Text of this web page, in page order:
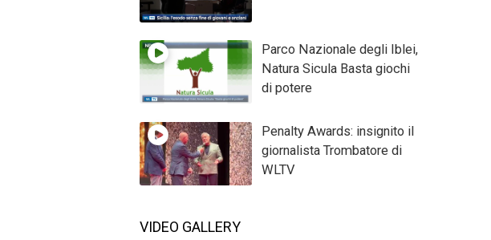
Parco Nazionale degli Iblei,
Natura Sicula Basta giochi
di potere
Penalty Awards: insignito il
giornalista Trombatore di
WLTV
VIDEO GALLERY